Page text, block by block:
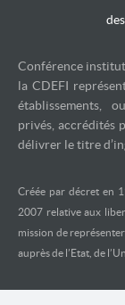
Conférence
la CDEFI
établissements,
privés, accrédités
délivrer le titre
Créée par décret en
2007 relative aux
mission de
auprès de l’Etat, de